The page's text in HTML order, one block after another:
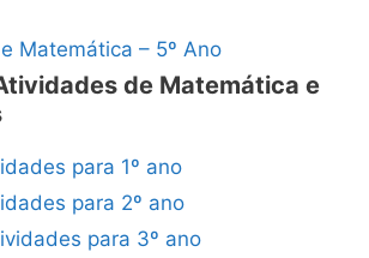
Matemática – 5º Ano
de Matemática e
para 1º ano
para 2º ano
para 3º ano